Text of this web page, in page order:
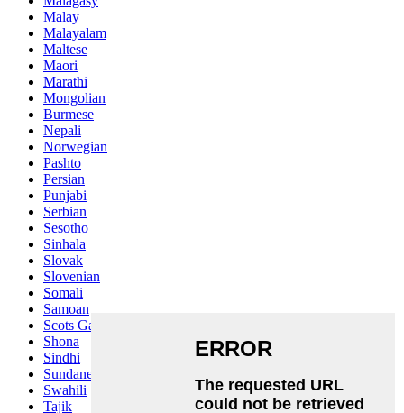
Malay
Malayalam
Maltese
Maori
Marathi
Mongolian
Burmese
Nepali
Norwegian
Pashto
Persian
Punjabi
Serbian
Sesotho
Sinhala
Slovak
Slovenian
Somali
Samoan
Scots Gaelic
Shona
Sindhi
Sundanese
Swahili
Tajik